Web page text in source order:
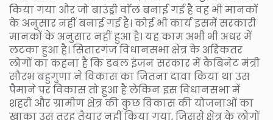
किया गया और जो बाउंड्री वाॅल बनाई गई है वह भी मानकों
के अनुसार नहीं बनाई गई है। कोई भी कार्य इसमें सरकारी
मानकों के अनुसार नहीं हुआ है। यह काम अभी भी अधर में
लटका हुआ है। सितारगंज विधानसभा क्षेत्र के अद्दिकतर
लोगों का कहना है कि डबल इंजन सरकार में कैबिनेट मंत्री
सौरभ बहुगुणा ने विकास का जितना दावा किया था उस
पैमाने पर विकास तो हुआ है लेकिन इस विधानसभा में
शहरी और ग्रामीण क्षेत्र की कुछ विकास की योजनाओं का
खाका उस तरह तैयार नहीं किया गया, जिससे क्षेत्र के लोगों